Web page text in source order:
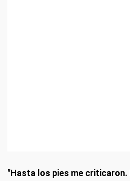
"Hasta los pies me